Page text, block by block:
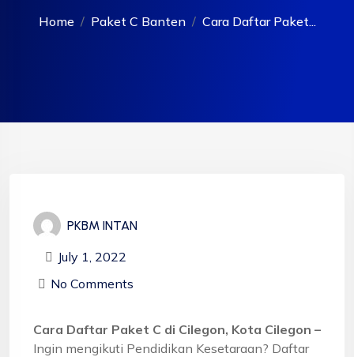
Home Paket C Banten Cara Daftar Paket...
PKBM INTAN
July 1, 2022
No Comments
Cara Daftar Paket C di Cilegon, Kota Cilegon –
Ingin mengikuti Pendidikan Kesetaraan? Daftar